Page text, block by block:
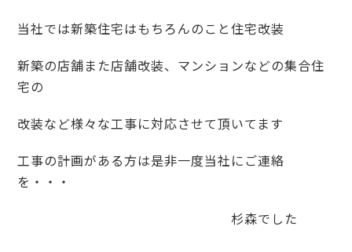
当社では新築住宅はもちろんのこと住宅改装
新築の店舗また店舗改装、マンションなどの集合住
宅の
改装など様々な工事に対応させて頂いてます
工事の計画がある方は是非一度当社にご連絡
を・・・
杉森でした